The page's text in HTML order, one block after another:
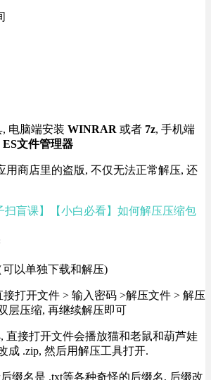
电脑端安装 WINRAR 或者 7z, 手机端
ES文件管理器
用商店里的盗版, 不仅无法正常解压, 还
扫盲课】【小白必看】如何解压压缩包
以单独下载和解压)
打开文件 > 输入密码 >解压文件 > 解压
层压缩, 再继续解压即可
直接打开文件会播放猫和老鼠和葫芦娃
成 .zip, 然后用解压工具打开.
缀名是 .txt等各种奇怪的后缀名, 后缀改